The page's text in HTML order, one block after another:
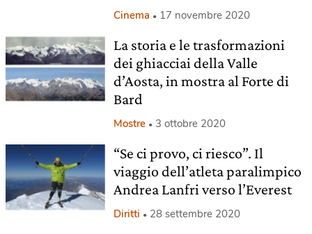
Cinema 17 novembre 2020
La storia e le trasformazioni
dei ghiacciai della Valle
d’Aosta, in mostra al Forte di
Bard
Mostre 3 ottobre 2020
“Se ci provo, ci riesco”. Il
viaggio dell’atleta paralimpico
Andrea Lanfri verso l’Everest
Diritti 28 settembre 2020